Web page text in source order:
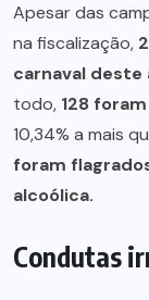
Apesar das
na fiscalização,
carnaval
todo, 128
10,34% a mais
foram
alcoólica.
Condutas